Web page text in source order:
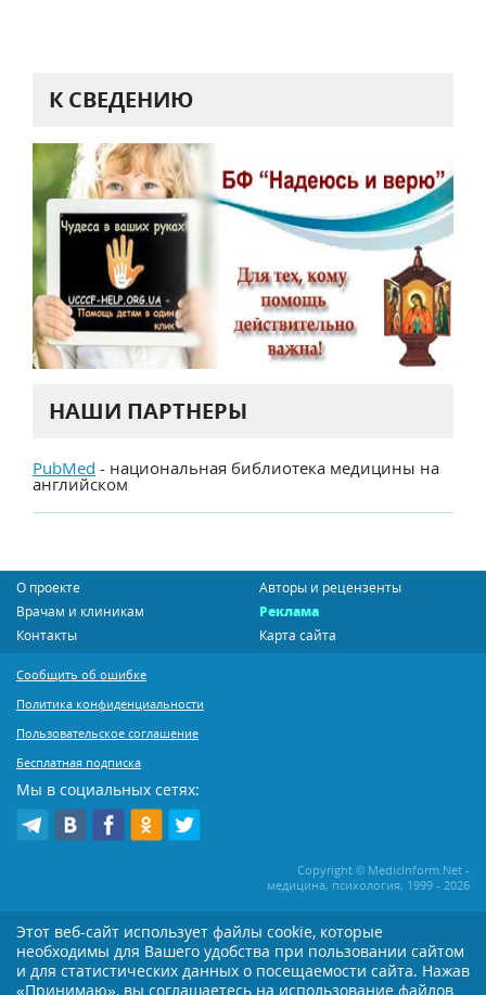
К СВЕДЕНИЮ
НАШИ ПАРТНЕРЫ
PubMed - национальная библиотека медицины на
английском
О проекте
Авторы и рецензенты
Врачам и клиникам
Реклама
Контакты
Карта сайта
Сообщить об ошибке
Политика конфиденциальности
Пользовательское соглашение
Бесплатная подписка
Мы в социальных сетях:
Copyright © MedicInform.Net -
медицина, психология, 1999 - 2026
Копирование или иное распространение статей нашего сайта строго
воспрещается. Копирование раздела "Новости" допускается при наличии
активной открытой для поисковиков ссылки на MedicInform.Net
Материалы на сайте представлены в справочных целях. Редакция не всегда
Этот веб-сайт использует файлы cookie, которые
необходимы для Вашего удобства при пользовании сайтом
и для статистических данных о посещаемости сайта. Нажав
«Принимаю», вы соглашаетесь на использование файлов